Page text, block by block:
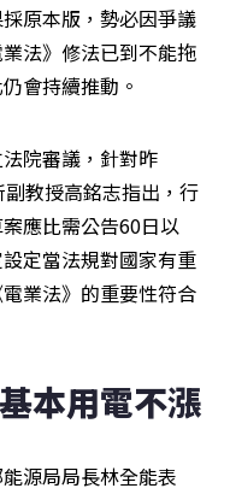
原本版，勢必因爭議
法》修法已到不能拖
會持續推動。
院審議，針對昨
副教授高銘志指出，行
應比需公告60日以
定當法規對國家有重
業法》的重要性符合
本用電不漲
源局局長林全能表